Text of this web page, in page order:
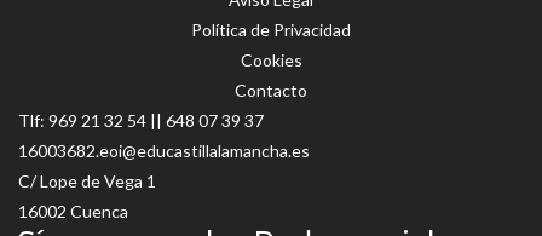
Política de Privacidad
Cookies
Contacto
Tlf: 969 21 32 54 || 648 07 39 37
16003682.eoi@educastillalamancha.es
C/ Lope de Vega 1
16002 Cuenca